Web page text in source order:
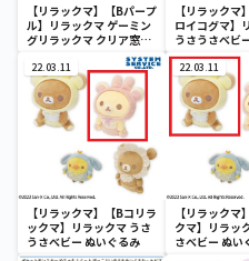
【リラックマ】【Bパープ
ル】リラックマ ゲーミン
グリラックマ クリア窓付
【リラックマ
ロイコグマ】
うさうさべビ
み
22.03.11
【リラックマ】【Bコリラ
ックマ】リラックマ うさ
うさべビー ぬいぐるみ
22.03.11
【リラックマ
クマ】リラッ
さべビー ぬい